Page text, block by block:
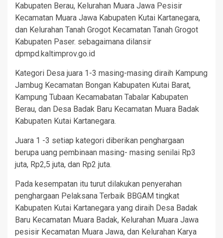
Kabupaten Berau, Kelurahan Muara Jawa Pesisir
Kecamatan Muara Jawa Kabupaten Kutai Kartanegara,
dan Kelurahan Tanah Grogot Kecamatan Tanah Grogot
Kabupaten Paser. sebagaimana dilansir
dpmpd.kaltimprov.go.id
Kategori Desa juara 1-3 masing-masing diraih Kampung
Jambug Kecamatan Bongan Kabupaten Kutai Barat,
Kampung Tubaan Kecamabatan Tabalar Kabupaten
Berau, dan Desa Badak Baru Kecamatan Muara Badak
Kabupaten Kutai Kartanegara.
Juara 1 -3 setiap kategori diberikan penghargaan
berupa uang pembinaan masing- masing senilai Rp3
juta, Rp2,5 juta, dan Rp2 juta.
Pada kesempatan itu turut dilakukan penyerahan
penghargaan Pelaksana Terbaik BBGAM tingkat
Kabupaten Kutai Kartanegara yang diraih Desa Badak
Baru Kecamatan Muara Badak, Kelurahan Muara Jawa
pesisir Kecamatan Muara Jawa, dan Kelurahan Karya